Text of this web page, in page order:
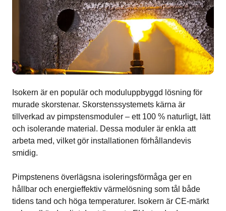
Isokern är en populär och moduluppbyggd lösning för
murade skorstenar. Skorstenssystemets kärna är
tillverkad av pimpstensmoduler – ett 100 % naturligt, lätt
och isolerande material. Dessa moduler är enkla att
arbeta med, vilket gör installationen förhållandevis
smidig.
Pimpstenens överlägsna isoleringsförmåga ger en
hållbar och energieffektiv värmelösning som tål både
tidens tand och höga temperaturer. Isokern är CE-märkt